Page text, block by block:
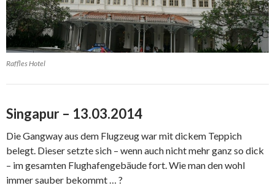
Raffles Hotel
Singapur – 13.03.2014
Die Gangway aus dem Flugzeug war mit dickem Teppich
belegt. Dieser setzte sich – wenn auch nicht mehr ganz so dick
– im gesamten Flughafengebäude fort. Wie man den wohl
immer sauber bekommt … ?